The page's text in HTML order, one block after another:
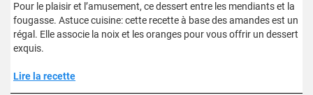
Pour le plaisir et l’amusement, ce dessert entre les mendiants et la
fougasse. Astuce cuisine: cette recette à base des amandes est un
régal. Elle associe la noix et les oranges pour vous offrir un dessert
exquis.
Lire la recette